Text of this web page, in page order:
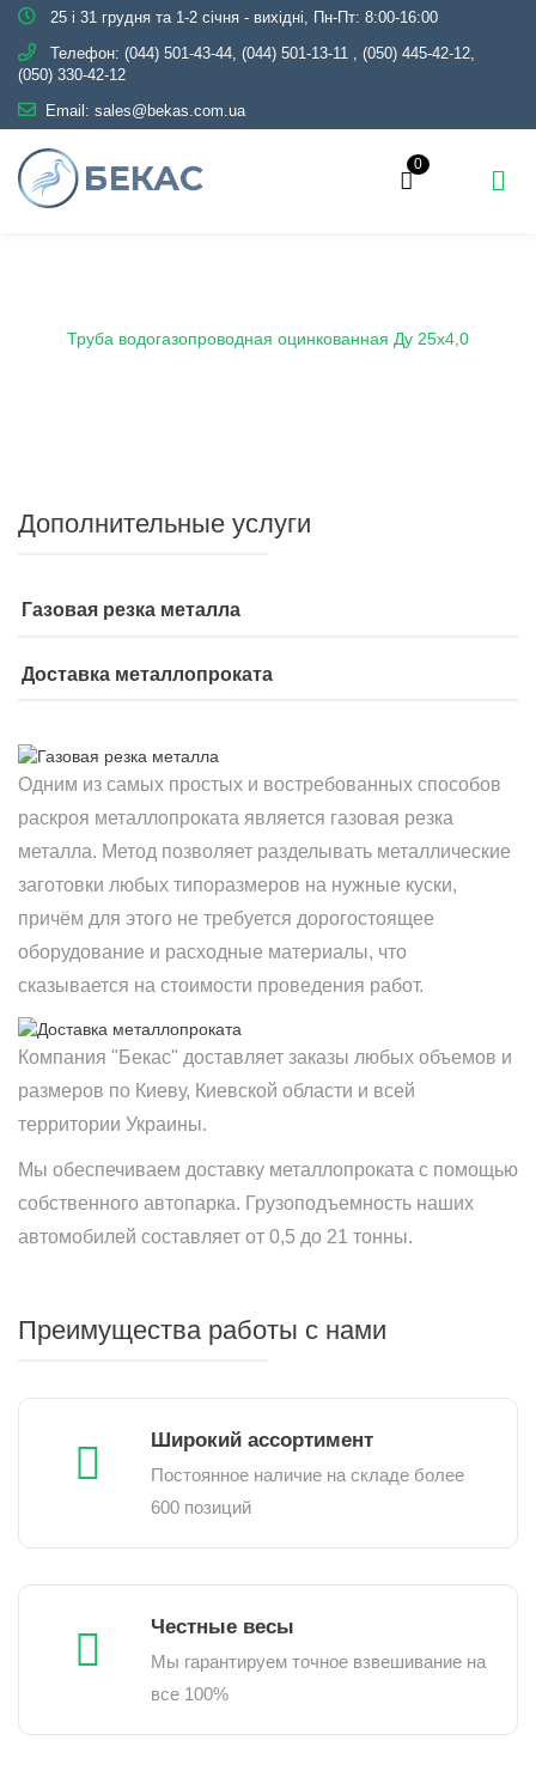
25 і 31 грудня та 1-2 січня - вихідні, Пн-Пт: 8:00-16:00
Телефон: (044) 501-43-44, (044) 501-13-11 , (050) 445-42-12,
(050) 330-42-12
Email: sales@bekas.com.ua
0
Труба водогазопроводная оцинкованная Ду 25х4,0
Дополнительные услуги
Газовая резка металла
Доставка металлопроката
Одним из самых простых и востребованных способов
раскроя металлопроката является газовая резка
металла. Метод позволяет разделывать металлические
заготовки любых типоразмеров на нужные куски,
причём для этого не требуется дорогостоящее
оборудование и расходные материалы, что
сказывается на стоимости проведения работ.
Компания "Бекас" доставляет заказы любых объемов и
размеров по Киеву, Киевской области и всей
территории Украины.
Мы обеспечиваем доставку металлопроката с помощью
собственного автопарка. Грузоподъемность наших
автомобилей составляет от 0,5 до 21 тонны.
Преимущества работы с нами
Широкий ассортимент
Постоянное наличие на складе более
600 позиций
Честные весы
Мы гарантируем точное взвешивание на
все 100%